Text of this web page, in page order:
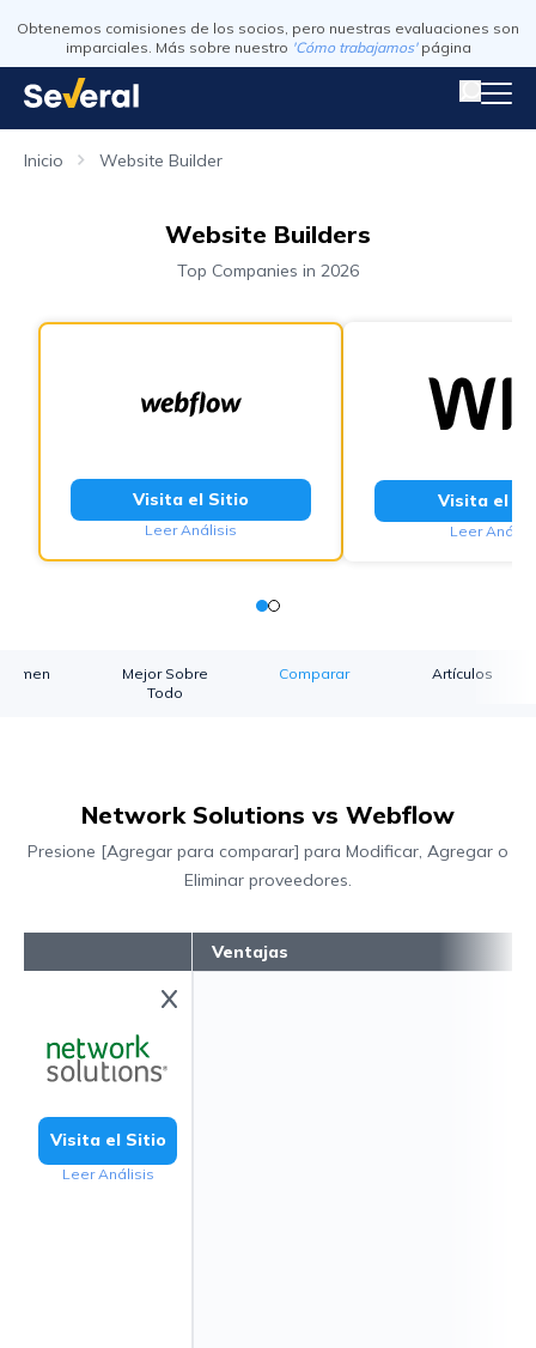
Obtenemos comisiones de los socios, pero nuestras evaluaciones son
imparciales. Más sobre nuestro 'Cómo trabajamos' página
Inicio Website Builder
Website Builders
Top Companies in 2026
Visita el Sitio
Leer Análisis
Visita el
Leer
Mejor Sobre
Todo
Comparar Artículos
Network Solutions vs Webflow
Presione [Agregar para comparar] para Modificar, Agregar o
Eliminar proveedores.
Visita el Sitio
Leer Análisis
Ventajas